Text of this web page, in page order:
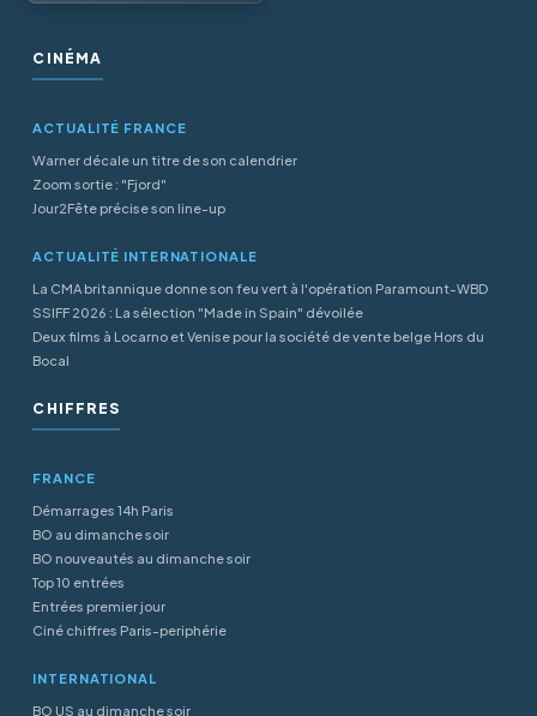
CINÉMA
ACTUALITÉ FRANCE
Warner décale un titre de son calendrier
Zoom sortie : "Fjord"
Jour2Fête précise son line-up
ACTUALITÉ INTERNATIONALE
La CMA britannique donne son feu vert à l'opération Paramount-WBD
SSIFF 2026 : La sélection "Made in Spain" dévoilée
Deux films à Locarno et Venise pour la société de vente belge Hors du
Bocal
CHIFFRES
FRANCE
Démarrages 14h Paris
BO au dimanche soir
BO nouveautés au dimanche soir
Top 10 entrées
Entrées premier jour
Ciné chiffres Paris-periphérie
INTERNATIONAL
BO US au dimanche soir